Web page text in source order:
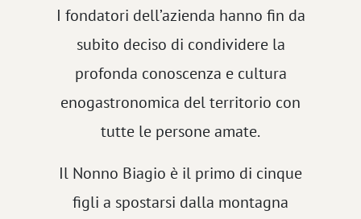
I fondatori dell’azienda hanno fin da
subito deciso di condividere la
profonda conoscenza e cultura
enogastronomica del territorio con
tutte le persone amate.
Il Nonno Biagio è il primo di cinque
figli a spostarsi dalla montagna